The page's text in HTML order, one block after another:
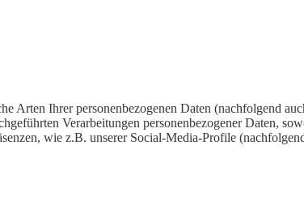
Arten Ihrer personenbezogenen Daten (nachfolgend
Verarbeitungen personenbezogener Daten,
wie z.B. unserer Social-Media-Profile